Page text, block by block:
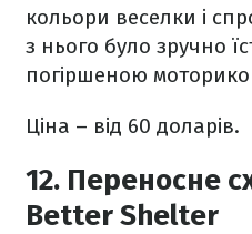
кольори веселки і
з нього було зручно
погіршеною
Ціна – від 60 доларів.
12. Переносне
Better Shelter